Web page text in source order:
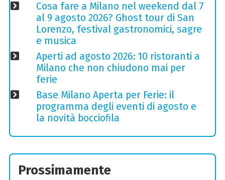
Cosa fare a Milano nel weekend dal 7
al 9 agosto 2026? Ghost tour di San
Lorenzo, festival gastronomici, sagre
e musica
Aperti ad agosto 2026: 10 ristoranti a
Milano che non chiudono mai per
ferie
Base Milano Aperta per Ferie: il
programma degli eventi di agosto e
la novità bocciofila
Prossimamente